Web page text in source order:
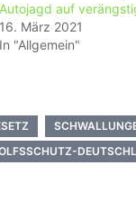
Autojagd auf
16. März 2021
In "Allgemein"